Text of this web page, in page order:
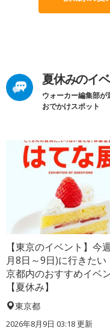
夏休みのイ
ウォーカー編集部が
おでかけスポット
【東京のイベント】今
月8日～9日)に行きたい
京都内のおすすめイベ
【夏休み】
東京都
2026年8月9日 03:18更新